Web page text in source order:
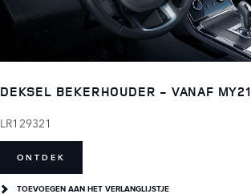
DEKSEL BEKERHOUDER - VANAF MY21
LR129321
ONTDEK
TOEVOEGEN AAN HET VERLANGLIJSTJE